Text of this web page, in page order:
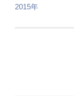
2015年